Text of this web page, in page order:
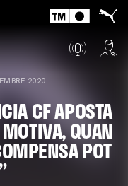
2020
CF APOSTA
QUAN
POT